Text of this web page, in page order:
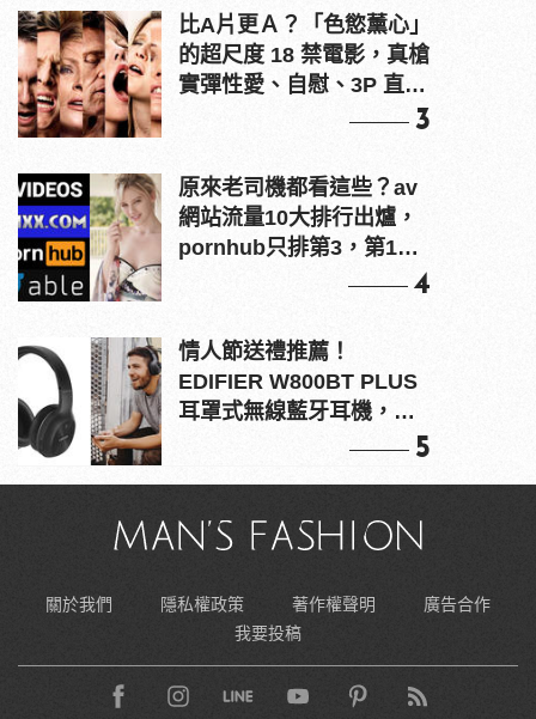
比A片更Ａ？「色慾薰心」
的超尺度 18 禁電影，真槍
實彈性愛、自慰、3P 直接
3
原來老司機都看這些？av
網站流量10大排行出爐，
pornhub只排第3，第1名
4
情人節送禮推薦！
EDIFIER W800BT PLUS
耳罩式無線藍牙耳機，在
5
關於我們 隱私權政策 著作權聲明
廣告合作
我要投稿